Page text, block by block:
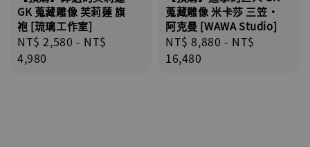
GK 蒐藏雕像 芙莉蓮 旗
袍 [琉璃工作室]
Regular
price
NT$ 2,580 - NT$
4,980
蒐藏雕像 米卡莎 三笠·
阿克曼 [WAWA Studio]
Regular
price
NT$ 8,880 - NT$
16,480